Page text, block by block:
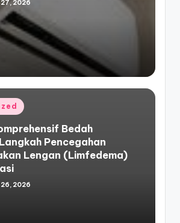
27, 2026
Bedah
Pencegahan
Lengan (Limfedema)
26, 2026